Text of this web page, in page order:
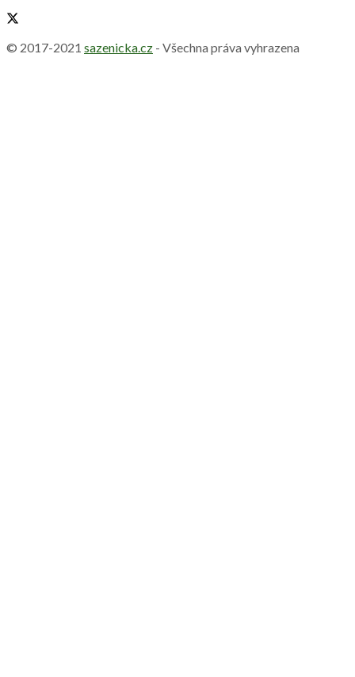
© 2017-2021 sazenicka.cz - Všechna práva vyhrazena